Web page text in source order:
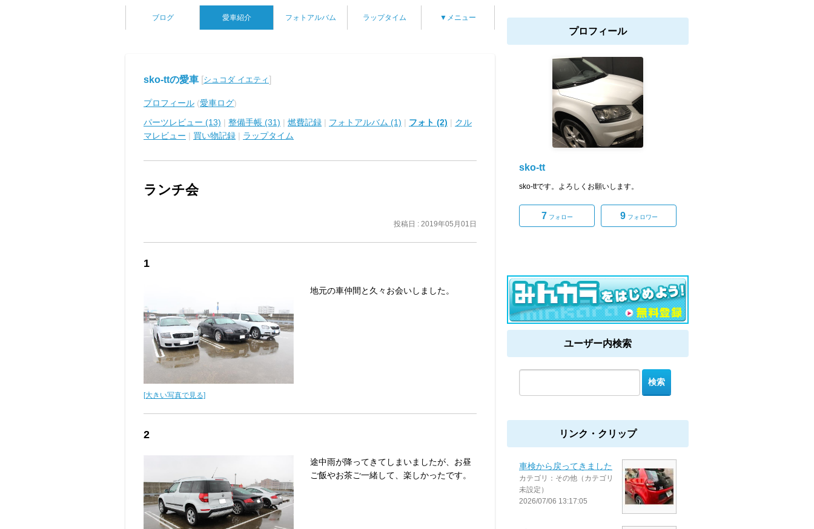
ブログ 愛車紹介 フォトアルバム ラップタイム ▼メニュー
sko-ttの愛車 [シュコダ イエティ]
プロフィール (愛車ログ)
パーツレビュー (13) | 整備手帳 (31) | 燃費記録 | フォトアルバム (1) | フォト (2) | クル
マレビュー | 買い物記録 | ラップタイム
ランチ会
投稿日 : 2019年05月01日
1
[大きい写真で見る]
地元の車仲間と久々お会いしました。
2
途中雨が降ってきてしまいましたが、お昼
ご飯やお茶ご一緒して、楽しかったです。
プロフィール
sko-tt
sko-ttです。よろしくお願いします。
7 フォロー 9フォロワー
ユーザー内検索
リンク・クリップ
車検から戻ってきました
カテゴリ：その他（カテゴリ
未設定）
2026/07/06 13:17:05